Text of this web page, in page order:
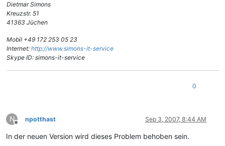
Dietmar Simons
Kreuzstr. 51
41363 Jüchen
Mobil +49 172 253 05 23
Internet: http://www.simons-it-service
Skype ID: simons-it-service
0
N
Offline
npotthast Sep 3, 2007, 8:44 AM
In der neuen Version wird dieses Problem behoben sein.